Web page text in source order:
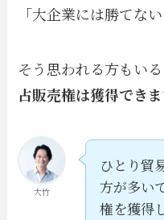
「大企業には勝てな
そう思われる方もい
占販売権は獲得できま
大竹
ひとり貿
方が多い
権を獲得